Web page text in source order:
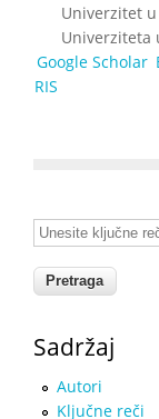
Univerzitet
Univerziteta
Google Scholar
RIS
Unesite ključne
Sadržaj
Autori
Ključne reči